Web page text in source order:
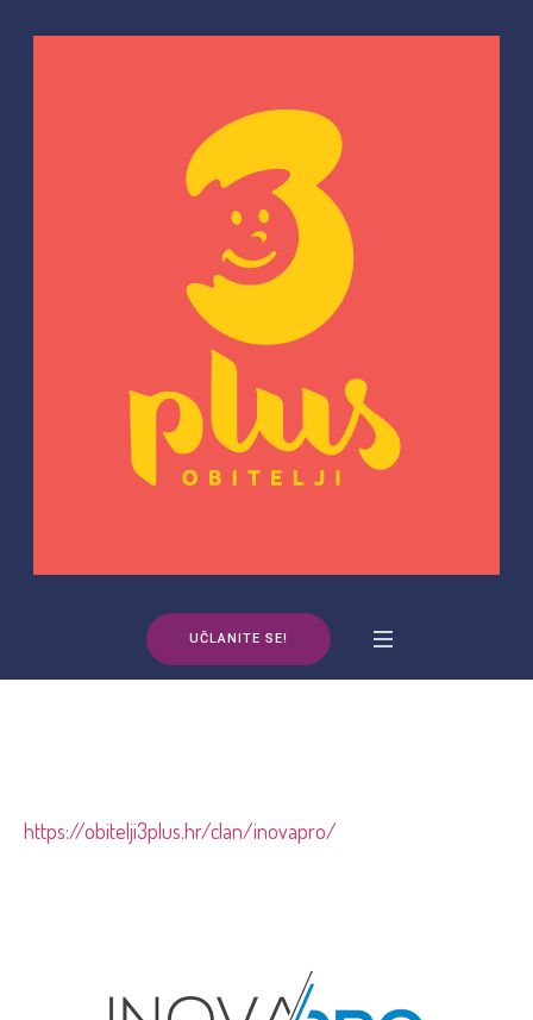
UČLANITE SE!
https://obitelji3plus.hr/clan/inovapro/